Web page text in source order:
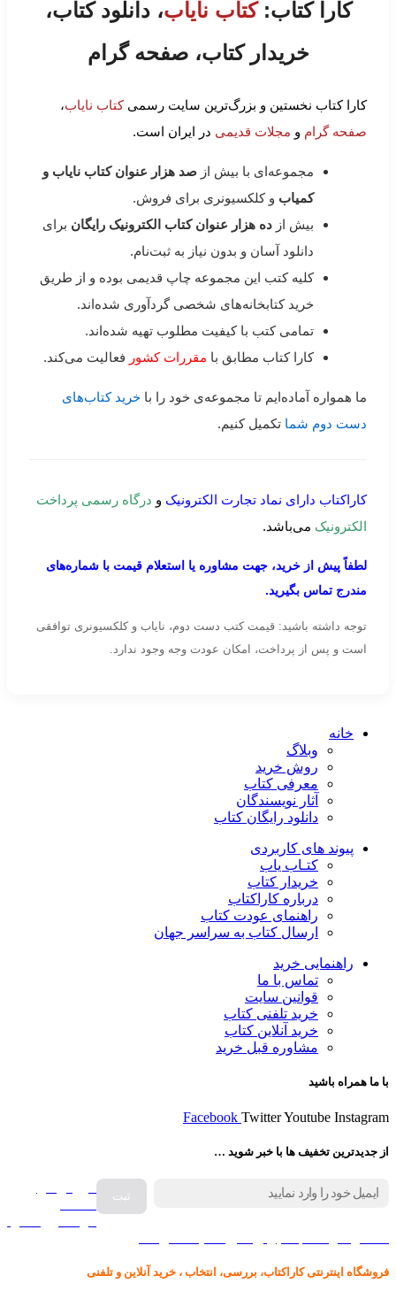
کارا کتاب:کتاب نایاب، دانلود کتاب،
خریدار کتاب، صفحه گرام
کارا کتاب نخستین و بزرگ‌ترین سایت رسمیکتاب نایاب،
صفحه گرام و مجلات قدیمی در ایران است.
مجموعه‌ای با بیش از صد هزار عنوان کتاب نایاب و
کمیاب و کلکسیونری برای فروش.
بیش از ده هزار عنوان کتاب الکترونیک رایگان برای
دانلود آسان و بدون نیاز به ثبت‌نام.
کلیه کتب این مجموعه چاپ قدیمی بوده و از طریق
خرید کتابخانه‌های شخصی گردآوری شده‌اند.
تمامی کتب با کیفیت مطلوب تهیه شده‌اند.
کارا کتاب مطابق با مقررات کشور فعالیت می‌کند.
ما همواره آماده‌ایم تا مجموعه‌ی خود را با خرید کتاب‌های
دست دوم شما تکمیل کنیم.
کاراکتاب دارای نماد تجارت الکترونیک و درگاه رسمی پرداخت
الکترونیک می‌باشد.
لطفاً پیش از خرید، جهت مشاوره یا استعلام قیمت با شماره‌های
مندرج تماس بگیرید.
توجه داشته باشید: قیمت کتب دست دوم، نایاب و کلکسیونری توافقی
است و پس از پرداخت، امکان عودت وجه وجود ندارد.
خانه
وبلاگ
روش خرید
معرفی کتاب
آثار نویسندگان
دانلود رایگان کتاب
پیوند های کاربردی
کتـاب یاب
خریدار کتاب
درباره کاراکتاب
راهنمای عودت کتاب
ارسال کتاب به سراسر جهان
راهنمایی خرید
تماس با ما
قوانین سایت
خرید تلفنی کتاب
خرید آنلاین کتاب
مشاوره قبل خرید
با ما همراه باشید
Facebook TwitterYoutube Instagram
از جدیدترین تخفیف ها با خبر شوید …
فروش انواع
فروشگاه اینترنتی کاراکتاب، بررسی، انتخاب ، خرید آنلاین و تلفنی